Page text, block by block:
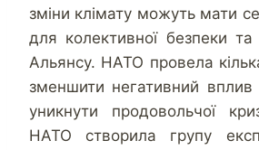
зміни клімату можуть мати
для колективної безпеки та
Альянсу. НАТО провела
зменшити негативний вплив
уникнути продовольчої
НАТО створила групу